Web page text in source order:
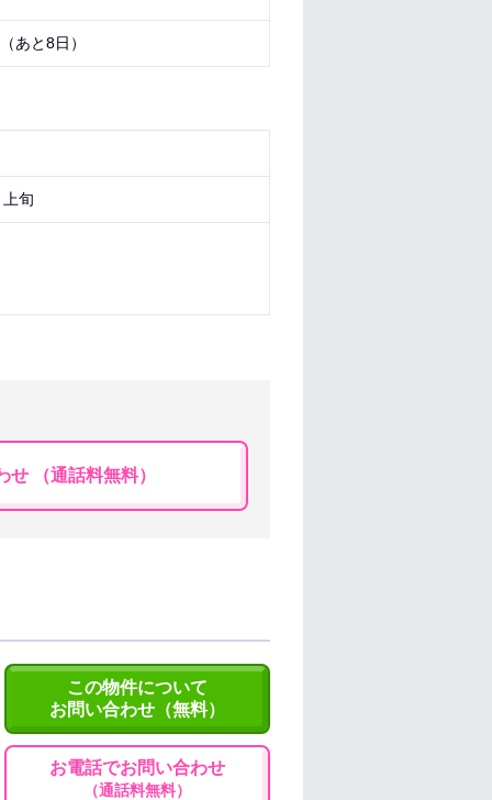
あと8日 ）
旬
（通話料無料）
この物件について
お問い合わせ（無料）
お電話でお問い合わせ
（通話料無料）